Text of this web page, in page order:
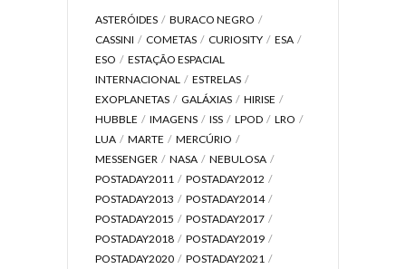
ASTERÓIDES
BURACO NEGRO
CASSINI
COMETAS CURIOSITY
ESA
ESO
ESTAÇÃO ESPACIAL
INTERNACIONAL
ESTRELAS
EXOPLANETAS
GALÁXIAS
HIRISE
HUBBLE
IMAGENS ISS LPOD
LRO
LUA
MARTE
MERCÚRIO
MESSENGER
NASA
NEBULOSA
POSTADAY2011
POSTADAY2012
POSTADAY2013
POSTADAY2014
POSTADAY2015
POSTADAY2017
POSTADAY2018
POSTADAY2019
POSTADAY2020
POSTADAY2021